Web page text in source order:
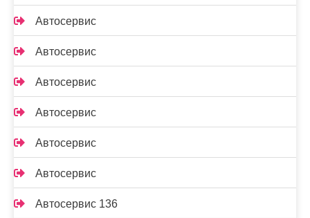
Автосервис
Автосервис
Автосервис
Автосервис
Автосервис
Автосервис
Автосервис 136